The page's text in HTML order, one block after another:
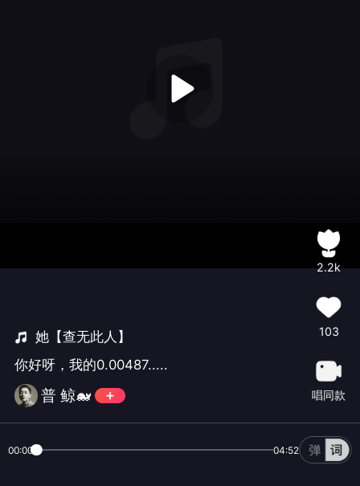
她【查无此人】
你好呀，我的0.00487.....
普 鲸🐋
2.2k
103
唱同款
00:00 04:52